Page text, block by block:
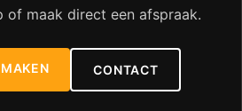
of maak direct een afspraak.
CONTACT